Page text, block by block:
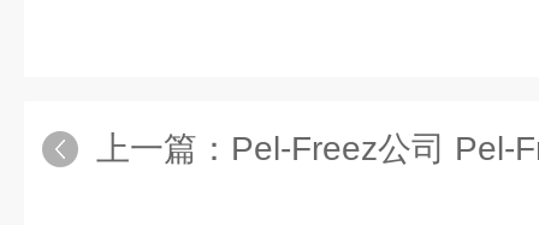
上一篇： Pel-Freez公司 Pel-